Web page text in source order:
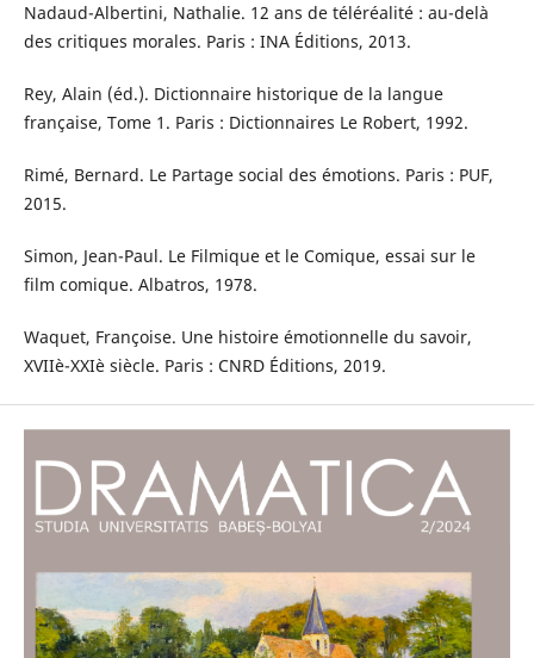
Nadaud-Albertini, Nathalie. 12 ans de téléréalité : au-delà
des critiques morales. Paris : INA Éditions, 2013.
Rey, Alain (éd.). Dictionnaire historique de la langue
française, Tome 1. Paris : Dictionnaires Le Robert, 1992.
Rimé, Bernard. Le Partage social des émotions. Paris : PUF,
2015.
Simon, Jean-Paul. Le Filmique et le Comique, essai sur le
film comique. Albatros, 1978.
Waquet, Françoise. Une histoire émotionnelle du savoir,
XVIIè-XXIè siècle. Paris : CNRD Éditions, 2019.